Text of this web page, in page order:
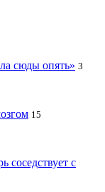
сюды опять» 3
15
соседствует с